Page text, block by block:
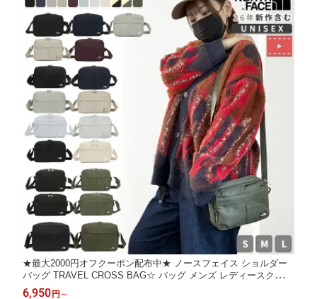
★最大2000円オフクーポン配布中★ ノースフェイス ショルダー
バッグ TRAVEL CROSS BAG☆ バッグ メンズ レディースクロス
バッグ ロゴ 軽量 収納力抜群 S M 収納力抜群 韓国 THE NORTH
6,950 円 ～